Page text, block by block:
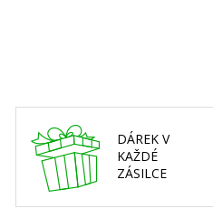
DÁREK V
KAŽDÉ
ZÁSILCE